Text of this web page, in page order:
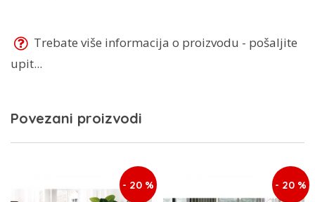
Trebate više informacija o proizvodu - pošaljite
upit...
Povezani proizvodi
- 20 % - 20 %